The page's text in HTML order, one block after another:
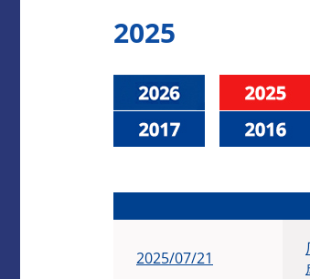
2025
2025/07/21